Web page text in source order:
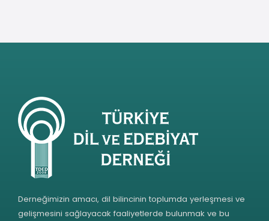
Derneğimizin amacı, dil bilincinin toplumda yerleşmesi ve
gelişmesini sağlayacak faaliyetlerde bulunmak ve bu